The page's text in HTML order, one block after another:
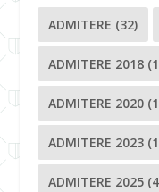
ADMITERE (32)
ADMITERE 2018
ADMITERE 2020
ADMITERE 2023
ADMITERE 2025